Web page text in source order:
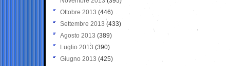
Ottobre 2013 (446)
Settembre 2013 (433)
Agosto 2013 (389)
Luglio 2013 (390)
Giugno 2013 (425)